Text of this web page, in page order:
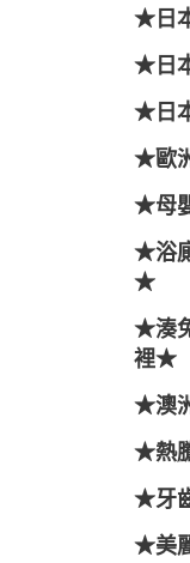
★日
★日
★日
★歐
★母
★浴
★
★湊
裡★
★澳
★熱
★牙
★美